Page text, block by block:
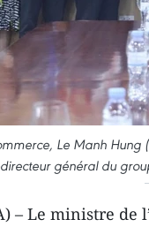
Le Manh
général du
– Le ministre de